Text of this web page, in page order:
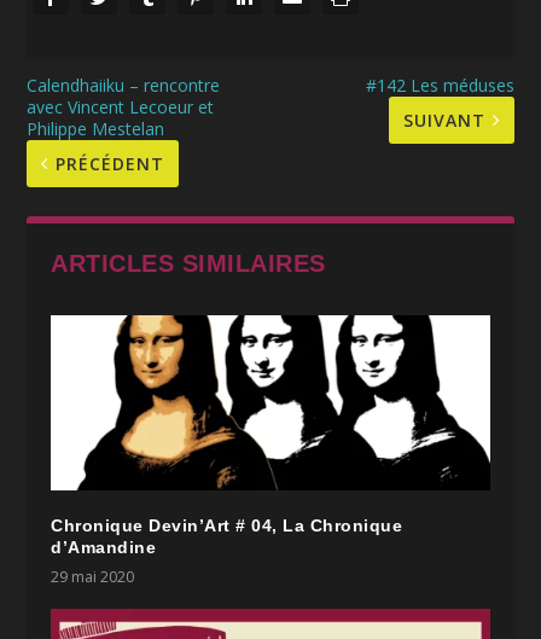
Calendhaiiku – rencontre
avec Vincent Lecoeur et
Philippe Mestelan
PRÉCÉDENT
#142 Les méduses
SUIVANT
ARTICLES SIMILAIRES
Chronique Devin’Art # 04, La Chronique
d’Amandine
29 mai 2020